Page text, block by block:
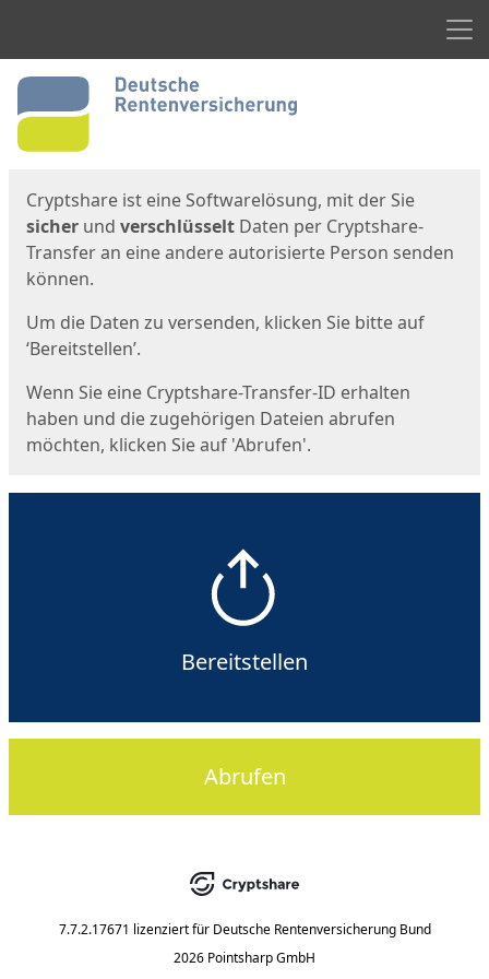
Start
Cryptshare ist eine Softwarelösung, mit der Sie
sicher und verschlüsselt Daten per Cryptshare-
Transfer an eine andere autorisierte Person senden
können.
Um die Daten zu versenden, klicken Sie bitte auf
‘Bereitstellen’.
Wenn Sie eine Cryptshare-Transfer-ID erhalten
haben und die zugehörigen Dateien abrufen
möchten, klicken Sie auf 'Abrufen'.
Bereitstellen
Abrufen
7.7.2.17671 lizenziert für Deutsche Rentenversicherung Bund
2026 Pointsharp GmbH